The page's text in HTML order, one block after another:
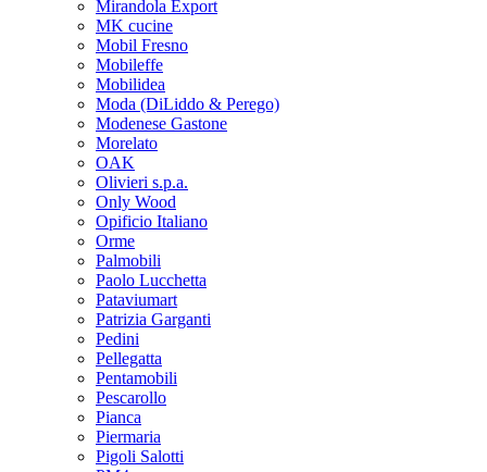
Mirandola Export
MK cucine
Mobil Fresno
Mobileffe
Mobilidea
Moda (DiLiddo & Perego)
Modenese Gastone
Morelato
OAK
Olivieri s.p.a.
Only Wood
Opificio Italiano
Orme
Palmobili
Paolo Lucchetta
Pataviumart
Patrizia Garganti
Pedini
Pellegatta
Pentamobili
Pescarollo
Pianca
Piermaria
Pigoli Salotti